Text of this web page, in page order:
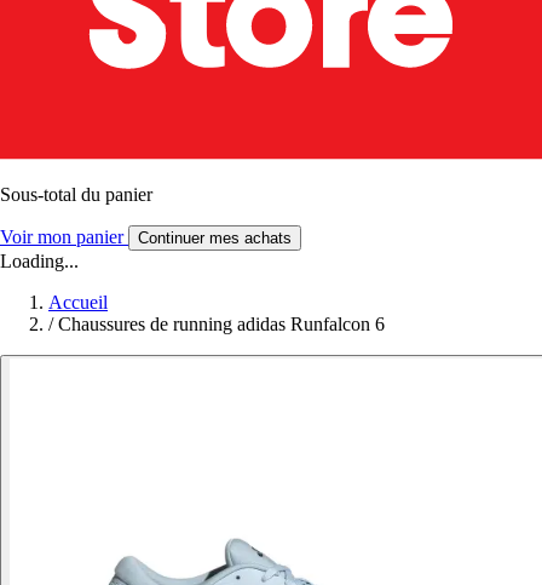
Sous-total du panier
Voir mon panier Continuer mes achats
Loading...
Accueil
/ Chaussures de running adidas Runfalcon 6